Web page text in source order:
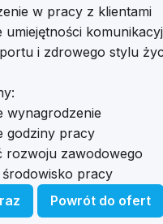
w pracy z klientami
umiejętności
i zdrowego stylu
wynagrodzenie
godziny pracy
rozwoju zawodowego
pracy
Powrót do ofert